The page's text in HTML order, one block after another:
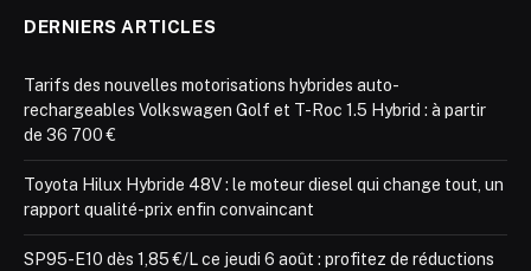
DERNIERS ARTICLES
Tarifs des nouvelles motorisations hybrides auto-
rechargeables Volkswagen Golf et T-Roc 1.5 Hybrid : à partir
de 36 700 €
Toyota Hilux Hybride 48V : le moteur diesel qui change tout, un
rapport qualité-prix enfin convaincant
SP95-E10 dès 1,85 €/L ce jeudi 6 août : profitez de réductions